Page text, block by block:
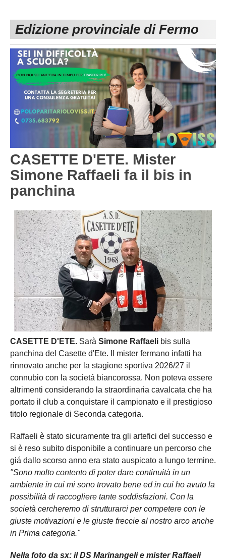
Carica la tua Rosa
1^ CATEGORIA
2^ CATEGORIA
3^ CATEGORIA
GIOVANILI
Edizione provinciale di Fermo
CASETTE D'ETE. Mister
Simone Raffaeli fa il bis in
panchina
CASETTE D'ETE. Sarà Simone Raffaeli bis sulla
panchina del Casette d'Ete. Il mister fermano infatti ha
rinnovato anche per la stagione sportiva 2026/27 il
connubio con la societá biancorossa. Non poteva essere
altrimenti considerando la straordinaria cavalcata che ha
portato il club a conquistare il campionato e il prestigioso
titolo regionale di Seconda categoria.
Raffaeli è stato sicuramente tra gli artefici del successo e
si è reso subito disponibile a continuare un percorso che
giá dallo scorso anno era stato auspicato a lungo termine.
"Sono molto contento di poter dare continuità in un
ambiente in cui mi sono trovato bene ed in cui ho avuto la
possibilità di raccogliere tante soddisfazioni. Con la
società cercheremo di strutturarci per competere con le
giuste motivazioni e le giuste freccie al nostro arco anche
in Prima categoria."
Nella foto da sx: il DS Marinangeli e mister Raffaeli